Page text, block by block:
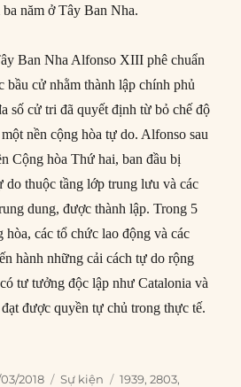
năm ở Tây Ban Nha.
Ban Nha Alfonso XIII phê chuẩn
bầu cử nhằm thành lập chính phủ
số cử tri đã quyết định từ bỏ chế độ
nền cộng hòa tự do. Alfonso sau
Cộng hòa Thứ hai, ban đầu bị
do thuộc tầng lớp trung lưu và các
dung, được thành lập. Trong 5
hòa, các tổ chức lao động và các
hành những cải cách tự do rộng
tư tưởng độc lập như Catalonia và
được quyền tự chủ trong thực tế.
1939: Nội chiến Tây Ban Nha kết thúc”
2018 Categories
Sự kiện Tags
1939,2803,